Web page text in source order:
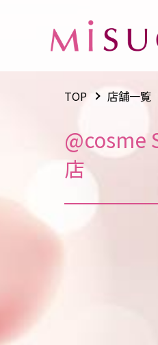
TOP 店舗一覧
@cosme
店